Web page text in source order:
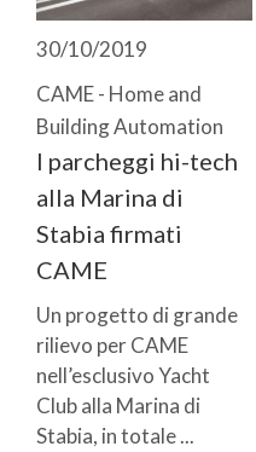
30/10/2019
CAME - Home and
Building Automation
I parcheggi hi-tech
alla Marina di
Stabia firmati
CAME
Un progetto di grande
rilievo per CAME
nell’esclusivo Yacht
Club alla Marina di
Stabia, in totale ...